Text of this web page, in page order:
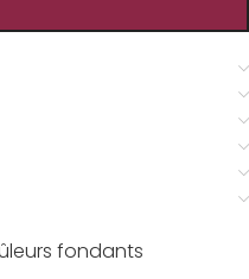
fondants